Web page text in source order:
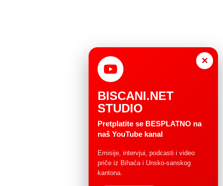
×
BISCANI.NET
STUDIO
Pretplatite se BESPLATNO na
naš YouTube kanal
Emisije, intervjui, podcasti i video
priče iz Bihaća i Unsko-sanskog
kantona.